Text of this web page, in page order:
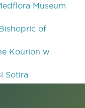
Museum
of
Kourion w
Sotira